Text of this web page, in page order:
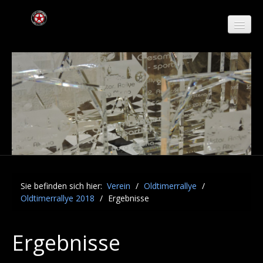
Verein
Abteilungen
Oldtimerrallye
Oldtimerrallye 2016
Oldtimerrallye 2015
Oldtimerrallye 2017
WPs
Sie befinden sich hier: Verein / Oldtimerrallye /
Oldtimerrallye 2018 / Ergebnisse
Ergebnisse